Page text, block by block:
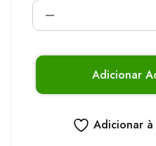
Adicionar
Adicionar à